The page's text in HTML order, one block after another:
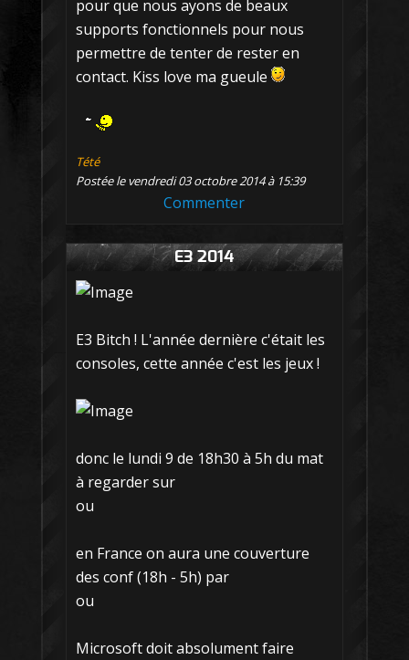
pour que nous ayons de beaux
supports fonctionnels pour nous
permettre de tenter de rester en
contact. Kiss love ma gueule
Tété
Postée le vendredi 03 octobre 2014 à 15:39
Commenter
E3 2014
E3 Bitch ! L'année dernière c'était les
consoles, cette année c'est les jeux !
donc le lundi 9 de 18h30 à 5h du mat
à regarder sur
ou
en France on aura une couverture
des conf (18h - 5h) par
ou
Microsoft doit absolument faire